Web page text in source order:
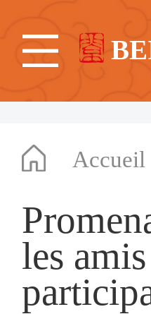
Accueil
les